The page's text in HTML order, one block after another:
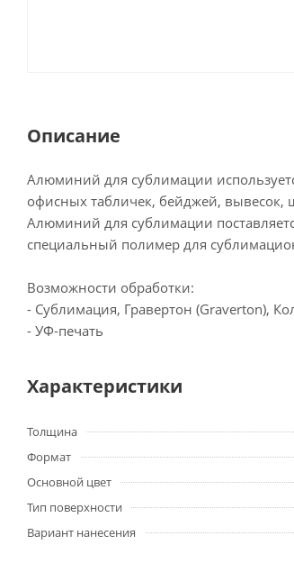
Описание
Алюминий для сублимации
офисных табличек, бейджей, вывесок,
Алюминий для сублимации
специальный полимер для
Возможности обработки:
- Сублимация, Гравертон (Graverton),
- УФ-печать
Характеристики
Толщина
Формат
Основной цвет
Тип поверхности
Вариант нанесения